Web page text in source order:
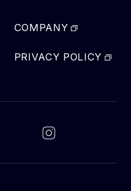
COMPANY
PRIVACY POLICY